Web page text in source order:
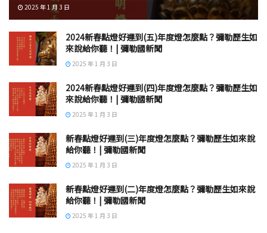
2025 年 1 月 3 日
2024新春點燈好運到(五)年度燈怎麼點？彌勒歷生如
來說給你聽！| 彌勒國新聞
2025 年 1 月 3 日
2024新春點燈好運到(四)年度燈怎麼點？彌勒歷生如
來說給你聽！| 彌勒國新聞
2025 年 1 月 3 日
新春點燈好運到(三)年度燈怎麼點？彌勒歷生如來說
給你聽！| 彌勒國新聞
2025 年 1 月 3 日
新春點燈好運到(二)年度燈怎麼點？彌勒歷生如來說
給你聽！| 彌勒國新聞
2025 年 1 月 3 日